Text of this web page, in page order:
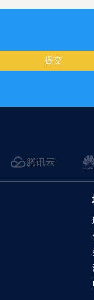
提交